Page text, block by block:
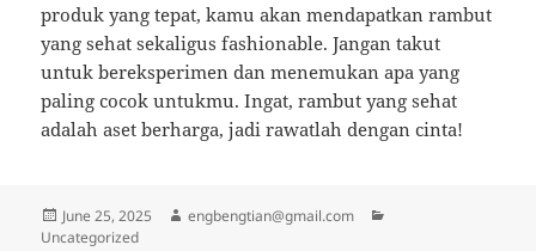
produk yang tepat, kamu akan mendapatkan rambut
yang sehat sekaligus fashionable. Jangan takut
untuk bereksperimen dan menemukan apa yang
paling cocok untukmu. Ingat, rambut yang sehat
adalah aset berharga, jadi rawatlah dengan cinta!
Posted
on
June 25, 2025 Author
engbengtian@gmail.com
Uncategorized